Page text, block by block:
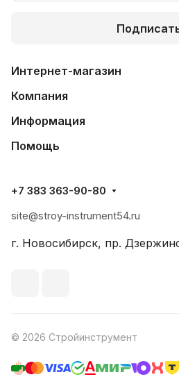
Интернет-магазин
Компания
Информация
Помощь
+7 383 363-90-80
site@stroy-instrument54.ru
г. Новосибирск, пр.
© 2026 Стройинструмент